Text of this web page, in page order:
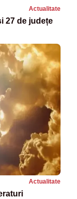
Actualitate
27 de județe
Actualitate